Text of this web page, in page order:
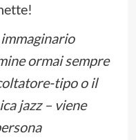
ormai sempre
tipo o il
jazz – viene